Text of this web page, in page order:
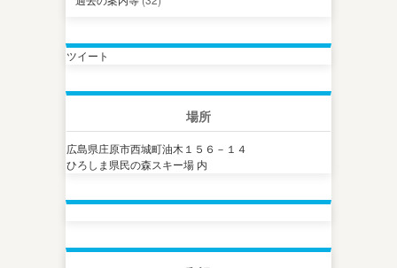
ツイート
場所
広島県庄原市西城町油木１５６－１４
ひろしま県民の森スキー場 内